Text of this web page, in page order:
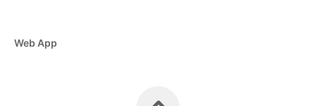
Web App